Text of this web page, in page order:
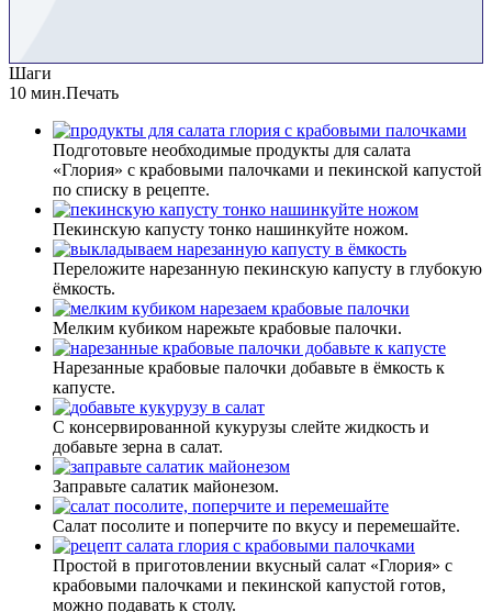
Шаги
10 мин.Печать
Подготовьте необходимые продукты для салата
«Глория» с крабовыми палочками и пекинской капустой
по списку в рецепте.
Пекинскую капусту тонко нашинкуйте ножом.
Переложите нарезанную пекинскую капусту в глубокую
ёмкость.
Мелким кубиком нарежьте крабовые палочки.
Нарезанные крабовые палочки добавьте в ёмкость к
капусте.
С консервированной кукурузы слейте жидкость и
добавьте зерна в салат.
Заправьте салатик майонезом.
Салат посолите и поперчите по вкусу и перемешайте.
Простой в приготовлении вкусный салат «Глория» с
крабовыми палочками и пекинской капустой готов,
можно подавать к столу.